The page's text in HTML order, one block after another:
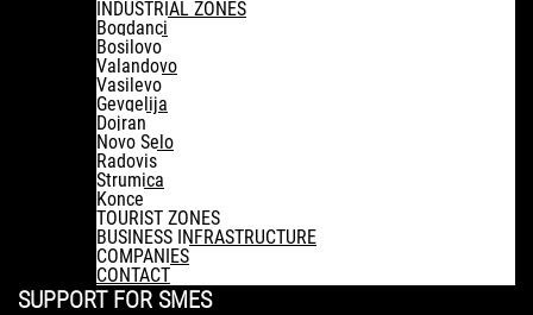
INDUSTRIAL ZONES
Bogdanci
Bosilovo
Valandovo
Vasilevo
Gevgelija
Dojran
Novo Selo
Radovis
Strumica
Konce
TOURIST ZONES
BUSINESS INFRASTRUCTURE
COMPANIES
CONTACT
SUPPORTFOR SMES